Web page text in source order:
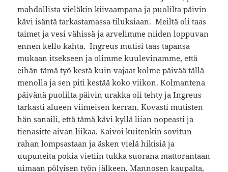
mahdollista vieläkin kiivaampana ja puolilta päivin
kävi isäntä tarkastamassa tiluksiaan. Meiltä oli taas
taimet ja vesi vähissä ja arvelimme niiden loppuvan
ennen kello kahta. Ingreus mutisi taas tapansa
mukaan itsekseen ja olimme kuulevinamme, että
eihän tämä työ kestä kuin vajaat kolme päivää tällä
menolla ja sen piti kestää koko viikon. Kolmantena
päivänä puolilta päivin urakka oli tehty ja Ingreus
tarkasti alueen viimeisen kerran. Kovasti mutisten
hän sanaili, että tämä kävi kyllä liian nopeasti ja
tienasitte aivan liikaa. Kaivoi kuitenkin sovitun
rahan lompsastaan ja äsken vielä hikisiä ja
uupuneita pokia vietiin tukka suorana mattorantaan
uimaan pölyisen työn jälkeen. Mannosen kaupalta,